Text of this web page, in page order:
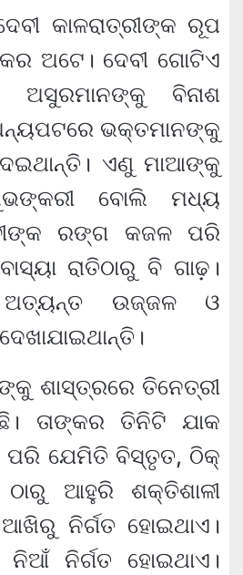
କାଳରାତ୍ରୀଙ୍କ ରୂପ
ଅଟେ। ଦେବୀ ଗୋଟିଏ
ଅସୁରମାନଙ୍କୁ ବିନାଶ
ଭକ୍ତମାନଙ୍କୁ
ଏଣୁ ମାଆଙ୍କୁ
ବୋଲି ମଧ୍ୟ
ରଙ୍ଗ କଜଳ ପରି
ରାତିଠାରୁ ବି ଗାଢ଼।
ଅତ୍ୟନ୍ତ ଉଜ୍ଜଳ ଓ
ଶାସ୍ତ୍ରରେ ତିନେତ୍ରୀ
ତାଙ୍କର ତିନିଟି ଯାକ
ପରି ଯେମିତି ବିସ୍ତୃତ, ଠିକ୍
ଆହୁରି ଶକ୍ତିଶାଳୀ
ନିର୍ଗତ ହୋଇଥାଏ।
ନିର୍ଗତ ହୋଇଥାଏ।